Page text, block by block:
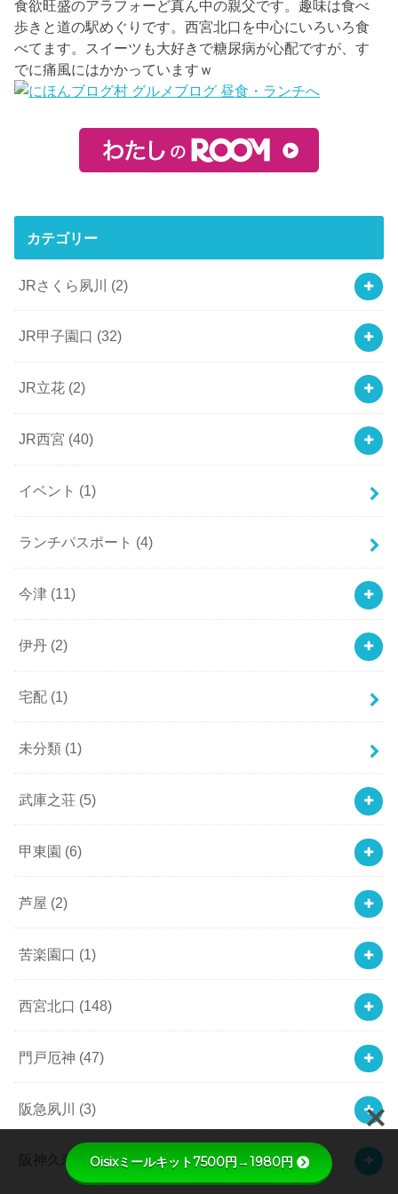
食欲旺盛のアラフォーど真ん中の親父です。趣味は食べ
歩きと道の駅めぐりです。西宮北口を中心にいろいろ食
べてます。スイーツも大好きで糖尿病が心配ですが、す
でに痛風にはかかっていますｗ
カテゴリー
JRさくら夙川 (2)
JR甲子園口 (32)
JR立花 (2)
JR西宮 (40)
イベント (1)
ランチパスポート (4)
今津 (11)
伊丹 (2)
宅配 (1)
未分類 (1)
武庫之荘 (5)
甲東園 (6)
芦屋 (2)
苦楽園口 (1)
西宮北口 (148)
門戸厄神 (47)
阪急夙川 (3)
阪神久寿川(1)
Oisixミールキット7500円→1980円